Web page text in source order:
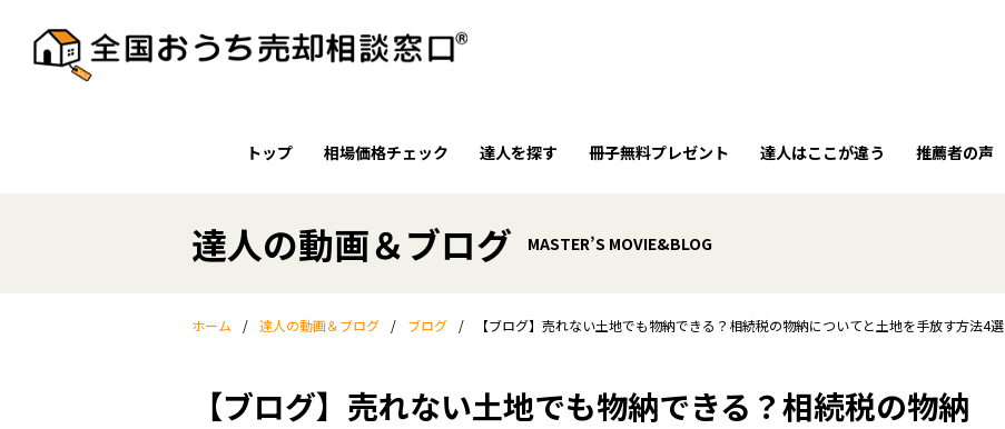
トップ 相場価格チェック 達人を探す 冊子無料プレゼント 達人はここが違う 推薦者の声
達人の動画＆ブログ MASTER’S MOVIE&BLOG
ホーム / 達人の動画＆ブログ / ブログ / 【ブログ】売れない土地でも物納できる？相続税の物納についてと土地を手放す方法4選
【ブログ】売れない土地でも物納できる？相続税の物納